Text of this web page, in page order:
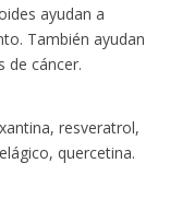
ayudan a
También ayudan
de cáncer.
resveratrol,
quercetina.